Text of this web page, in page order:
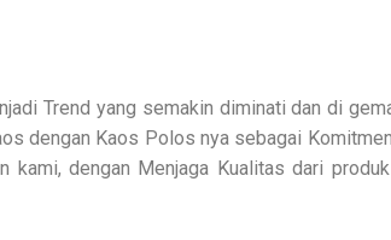
Trend yang semakin diminati dan di
dengan Kaos Polos nya sebagai
kami, dengan Menjaga Kualitas dari